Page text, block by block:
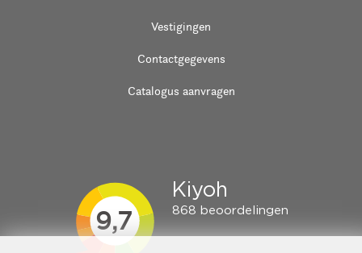
Vestigingen
Contactgegevens
Catalogus aanvragen